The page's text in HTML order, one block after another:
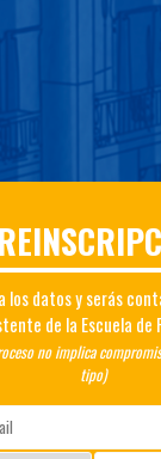
los datos y serás
de la Escuela de
no implica
tipo)